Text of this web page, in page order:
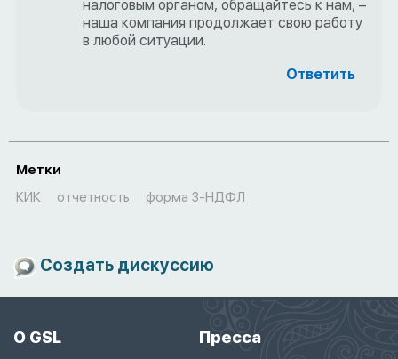
налоговым органом, обращайтесь к нам, –
наша компания продолжает свою работу
в любой ситуации.
Ответить
Метки
КИК
отчетность форма 3-НДФЛ
Создать дискуссию
О GSL Пресса